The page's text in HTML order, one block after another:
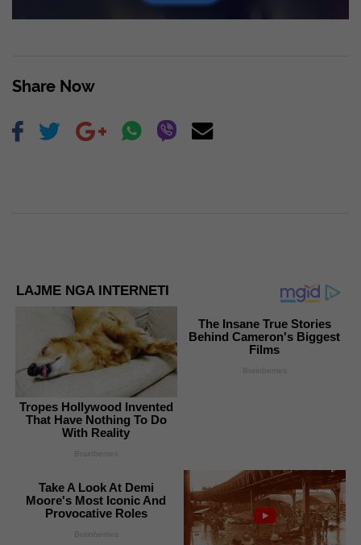
Share Now
LAJME NGA INTERNETI
Tropes Hollywood Invented
That Have Nothing To Do
With Reality
Brainberries
The Insane True Stories
Behind Cameron's Biggest
Films
Brainberries
Take A Look At Demi
Moore's Most Iconic And
Provocative Roles
Brainberries